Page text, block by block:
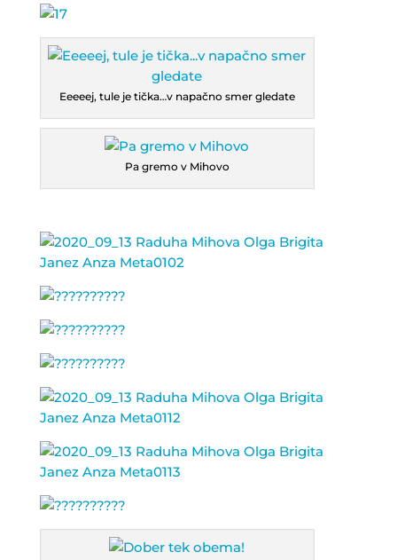
Eeeeej, tule je tička…v napačno smer gledate
Pa gremo v Mihovo